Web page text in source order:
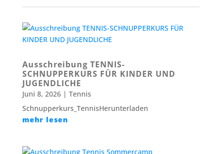
Ausschreibung TENNIS-
SCHNUPPERKURS FÜR KINDER UND
JUGENDLICHE
Juni 8, 2026| Tennis
Schnupperkurs_TennisHerunterladen
mehr lesen